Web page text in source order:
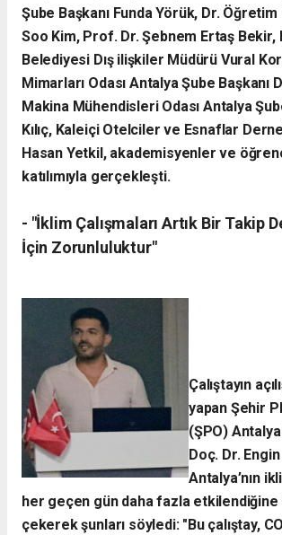
Şube Başkanı Funda Yörük, Dr.
Soo Kim, Prof. Dr. Şebnem Ertaş Bekir,
Belediyesi Dış ilişkiler Müdürü Vural
Mimarları Odası Antalya Şube Başkanı
Makina Mühendisleri Odası Antalya
Kılıç, Kaleiçi Otelciler ve Esnaflar
Hasan Yetkil, akademisyenler ve
katılımıyla gerçekleşti.
- ​"İklim Çalışmaları Artık Bir Takip
İçin Zorunluluktur"
Çalıştayın
yapan Şehir
(ŞPO)
Doç. Dr.
Antalya’nın
her geçen gün daha fazla
çekerek şunları söyledi: ​"Bu çalıştay,